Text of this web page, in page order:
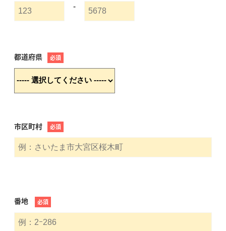
-
都道府県 必須
市区町村 必須
番地 必須